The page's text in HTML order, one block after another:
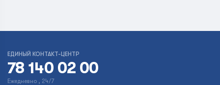
ЕДИНЫЙ КОНТАКТ-ЦЕНТР
78 140 02 00
Ежедневно , 24/7